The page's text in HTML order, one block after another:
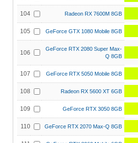
104 Radeon RX 7600M 8GB
105 GeForce GTX 1080 Mobile 8GB
106
GeForce RTX 2080 Super Max-
Q 8GB
107 GeForce RTX 5050 Mobile 8GB
108 Radeon RX 5600 XT 6GB
109 GeForce RTX 3050 8GB
110 GeForce RTX 2070 Max-Q 8GB